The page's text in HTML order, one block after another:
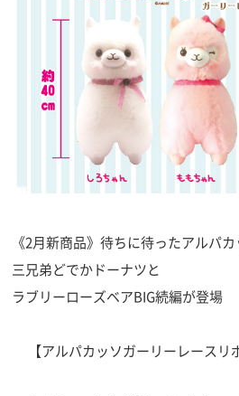
《2月新商品》待ちに待ったアルパ
三兄弟どでかドーナツと
ラブリーローズベアBIG続編が登場
【アルパカッソガーリーレースリ